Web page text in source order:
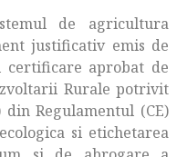
de agricultura
justificativ emis de
certificare aprobat de
Rurale potrivit
Regulamentul (CE)
si etichetarea